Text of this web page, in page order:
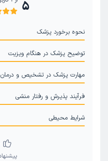
5
نحوه برخورد پزشک
توضیح پزشک در هنگام ویزیت
مهارت پزشک در تشخیص و درمان
فرآیند پذیرش و رفتار منشی
شرایط محیطی